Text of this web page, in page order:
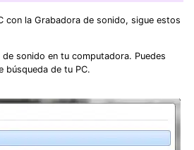
con la Grabadora de sonido, sigue estos
sonido en tu computadora. Puedes
búsqueda de tu PC.